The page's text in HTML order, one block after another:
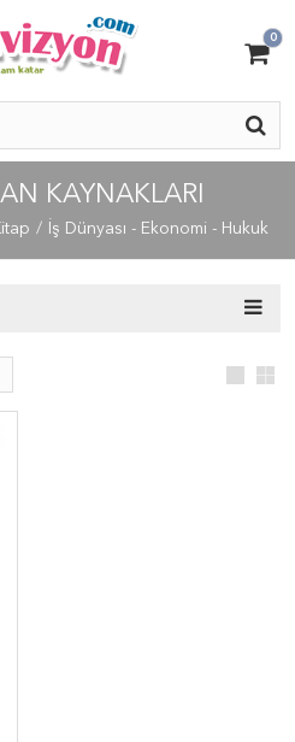
0
KAYNAKLARI
İş Dünyası - Ekonomi - Hukuk